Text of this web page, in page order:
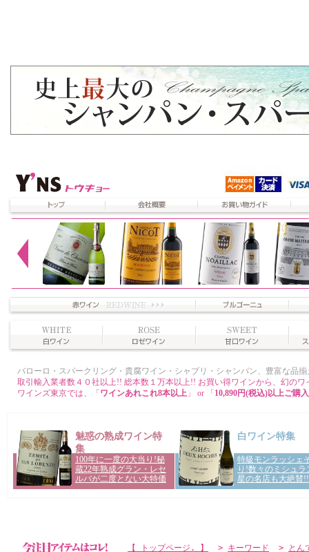
【 トップページ. 】 > キーワード > とん